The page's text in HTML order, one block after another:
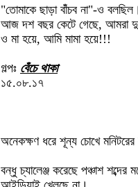
"তোমাকে ছাড়া বাঁঁচব না"-ও বলছিল।
আজ দশ বছর কেটে গেছে, আমরা
ও মা হয়ে, আমি মামা হয়ে!!!
গল্পঃ বেঁচে থাকা
১৫.০৮.১৭
অনেকক্ষণ ধরে শূন্য চোখে
বন্ধু চ্যালেঞ্জ করেছে পঞ্চাশ